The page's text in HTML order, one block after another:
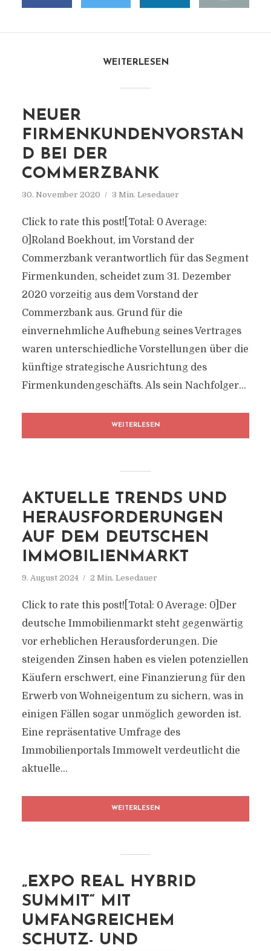
WEITERLESEN
NEUER
FIRMENKUNDENVORSTAN
D BEI DER
COMMERZBANK
30. November 2020 3 Min. Lesedauer
Click to rate this post![Total: 0 Average:
0]Roland Boekhout, im Vorstand der
Commerzbank verantwortlich für das Segment
Firmenkunden, scheidet zum 31. Dezember
2020 vorzeitig aus dem Vorstand der
Commerzbank aus. Grund für die
einvernehmliche Aufhebung seines Vertrages
waren unterschiedliche Vorstellungen über die
künftige strategische Ausrichtung des
Firmenkundengeschäfts. Als sein Nachfolger...
WEITERLESEN
AKTUELLE TRENDS UND
HERAUSFORDERUNGEN
AUF DEM DEUTSCHEN
IMMOBILIENMARKT
9. August 2024 2 Min. Lesedauer
Click to rate this post![Total: 0 Average: 0]Der
deutsche Immobilienmarkt steht gegenwärtig
vor erheblichen Herausforderungen. Die
steigenden Zinsen haben es vielen potenziellen
Käufern erschwert, eine Finanzierung für den
Erwerb von Wohneigentum zu sichern, was in
einigen Fällen sogar unmöglich geworden ist.
Eine repräsentative Umfrage des
Immobilienportals Immowelt verdeutlicht die
aktuelle...
WEITERLESEN
„EXPO REAL HYBRID
SUMMIT“ MIT
UMFANGREICHEM
SCHUTZ- UND